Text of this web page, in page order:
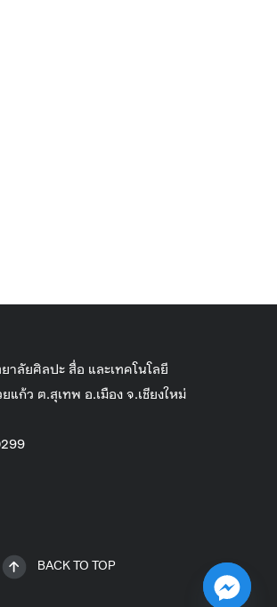
าลัยศิลปะ สื่อ และเทคโนโลยี
แก้ว ต.สุเทพ อ.เมือง จ.เชียงใหม่
BACK TO TOP